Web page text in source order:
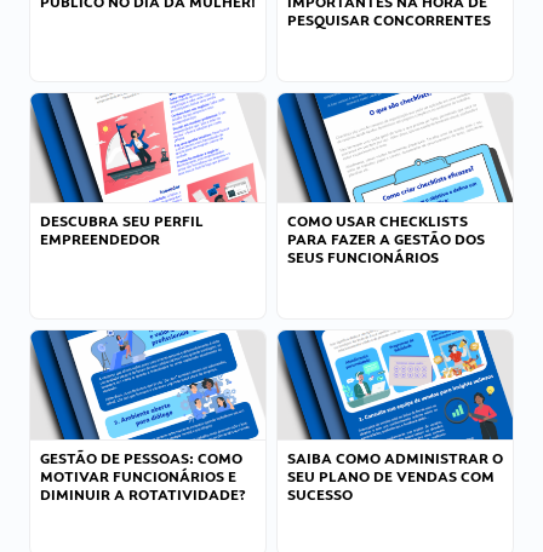
PESQUISAR CONCORRENTES
DESCUBRA SEU PERFIL
EMPREENDEDOR
COMO USAR CHECKLISTS
PARA FAZER A GESTÃO DOS
SEUS FUNCIONÁRIOS
GESTÃO DE PESSOAS: COMO
MOTIVAR FUNCIONÁRIOS E
DIMINUIR A ROTATIVIDADE?
SAIBA COMO ADMINISTRAR O
SEU PLANO DE VENDAS COM
SUCESSO